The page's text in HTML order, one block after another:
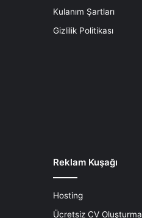
Kulanım Şartları
Gizlilik Politikası
Reklam Kuşağı
Hosting
Ücretsiz CV Oluşturma